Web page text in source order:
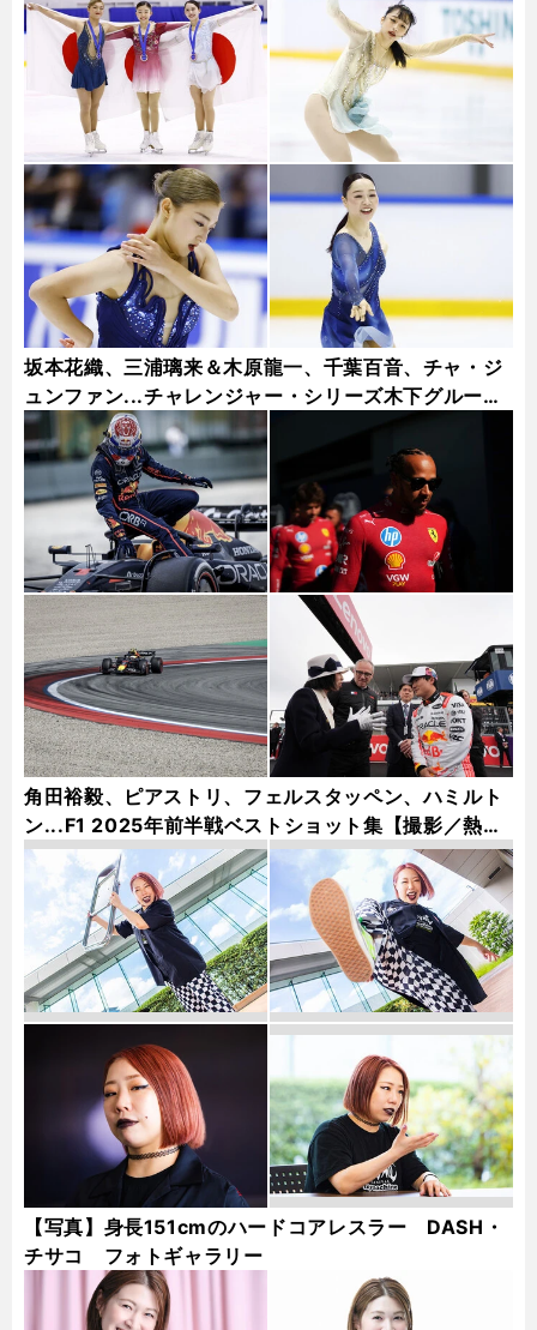
坂本花織、三浦璃来＆木原龍一、千葉百音、チャ・ジ
ュンファン...チャレンジャー・シリーズ木下グループ
杯フォトギャラリー
角田裕毅、ピアストリ、フェルスタッペン、ハミルト
ン...F1 2025年前半戦ベストショット集【撮影／熱田
護＆桜井淳雄】
【写真】身長151cmのハードコアレスラー DASH・
チサコ フォトギャラリー